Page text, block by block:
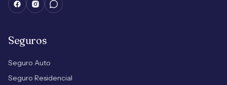
Seguros
Seguro Auto
Seguro Residencial